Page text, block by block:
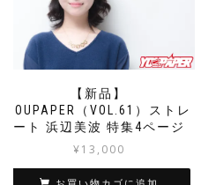
【新品】
YOUPAPER（VOL.61）ストレ
ート 浜辺美波 特集4ページ
¥13,000